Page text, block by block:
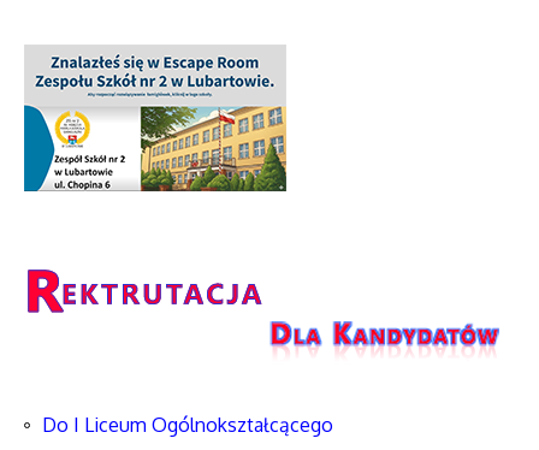
Do I Liceum Ogólnokształcącego